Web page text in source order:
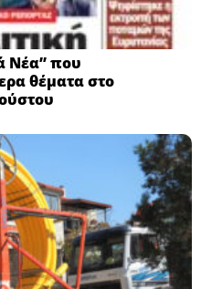
Νέα” που
θέματα στο